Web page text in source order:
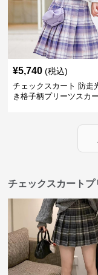
¥5,740 (税込)
チェックスカート 防走
き格子柄プリーツスカ
チェックスカート